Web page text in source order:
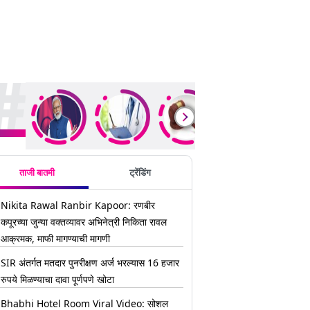
ताजी बातमी ट्रेंडिंग
Nikita Rawal Ranbir Kapoor: रणबीर
कपूरच्या जुन्या वक्तव्यावर अभिनेत्री निकिता रावल
आक्रमक, माफी मागण्याची मागणी
SIR अंतर्गत मतदार पुनरीक्षण अर्ज भरल्यास 16 हजार
रुपये मिळण्याचा दावा पूर्णपणे खोटा
Bhabhi Hotel Room Viral Video: सोशल